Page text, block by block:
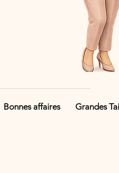
Bonnes affaires Grandes